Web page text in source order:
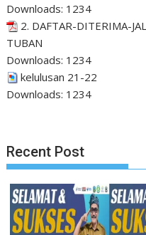
Downloads: 1234
2. DAFTAR-DITERIMA-
TUBAN
Downloads: 1234
kelulusan 21-22
Downloads: 1234
Recent Post